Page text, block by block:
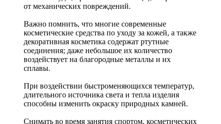
от механических повреждений.
Важно помнить, что многие современные
косметические средства по уходу за кожей, а также
декоративная косметика содержат ртутные
соединения; даже небольшое их количество
воздействует на благородные металлы и их
сплавы.
При воздействии быстроменяющихся температур,
длительного источника света и тепла изделия
способны изменить окраску природных камней.
Снимать во время занятия спортом, косметических